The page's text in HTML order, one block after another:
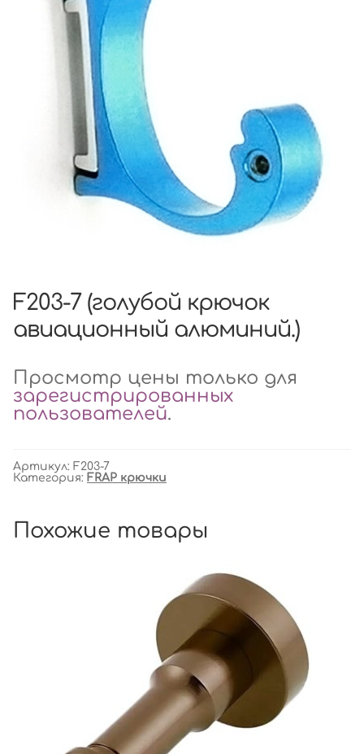
F203-7 (голубой крючок
авиационный алюминий.)
Просмотр цены только для
зарегистрированных
пользователей.
Артикул: F203-7
Категория: FRAP крючки
Похожие товары